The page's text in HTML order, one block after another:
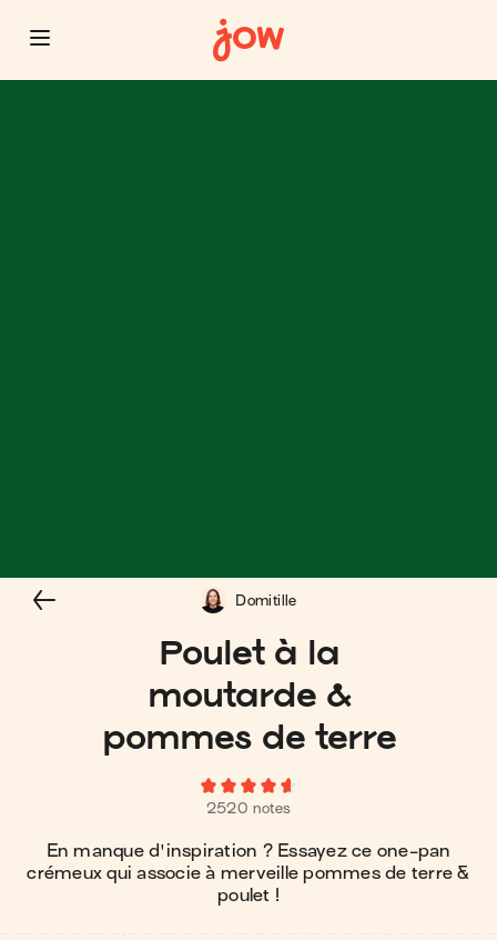
Poulet à la
moutarde &
pommes de terre
2520 notes
En manque d'inspiration ? Essayez ce one-pan
crémeux qui associe à merveille pommes de terre &
poulet !
Domitille